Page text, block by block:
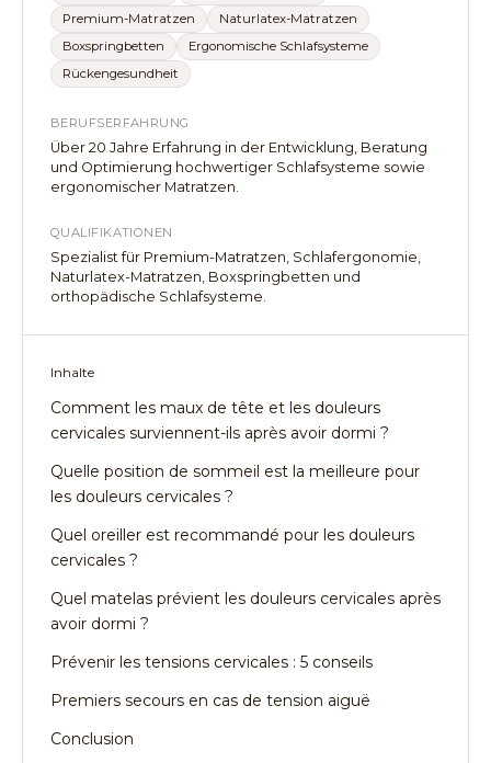
Premium-Matratzen
Naturlatex-Matratzen
Boxspringbetten
Ergonomische Schlafsysteme
Rückengesundheit
BERUFSERFAHRUNG
Über 20 Jahre Erfahrung in der Entwicklung, Beratung
und Optimierung hochwertiger Schlafsysteme sowie
ergonomischer Matratzen.
QUALIFIKATIONEN
Spezialist für Premium-Matratzen, Schlafergonomie,
Naturlatex-Matratzen, Boxspringbetten und
orthopädische Schlafsysteme.
Inhalte
Comment les maux de tête et les douleurs
cervicales surviennent-ils après avoir dormi ?
Quelle position de sommeil est la meilleure pour
les douleurs cervicales ?
Quel oreiller est recommandé pour les douleurs
cervicales ?
Quel matelas prévient les douleurs cervicales après
avoir dormi ?
Prévenir les tensions cervicales : 5 conseils
Premiers secours en cas de tension aiguë
Conclusion